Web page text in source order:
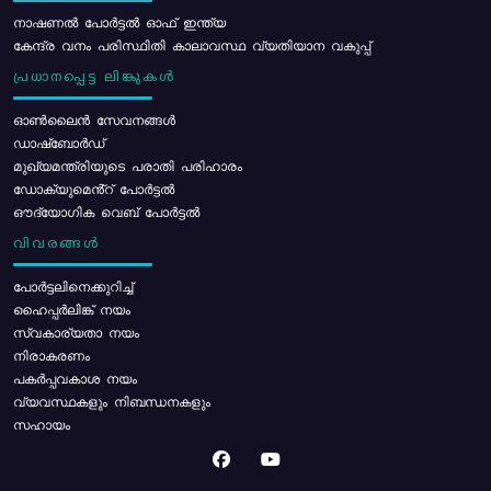
നാഷണൽ പോർട്ടൽ ഓഫ് ഇന്ത്യ
കേന്ദ്ര വനം പരിസ്ഥിതി കാലാവസ്ഥ വ്യതിയാന വകുപ്പ്
പ്രധാനപ്പെട്ട ലിങ്കുകൾ
ഓൺലൈൻ സേവനങ്ങൾ
ഡാഷ്ബോർഡ്
മുഖ്യമന്ത്രിയുടെ പരാതി പരിഹാരം
ഡോക്യുമെൻ്റ് പോർട്ടൽ
ഔദ്യോഗിക വെബ് പോർട്ടൽ
വിവരങ്ങൾ
പോര്‍ട്ടലിനെക്കുറിച്ച്
ഹൈപ്പർലിങ്ക് നയം
സ്വകാര്യതാ നയം
നിരാകരണം
പകർപ്പവകാശ നയം
വ്യവസ്ഥകളും നിബന്ധനകളും
സഹായം